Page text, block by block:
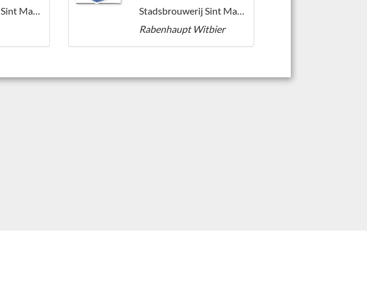
Stadsbrouwerij Sint Martinus
Stadsbrouwerij Sint Martinus
Rabenhaupt Witbier